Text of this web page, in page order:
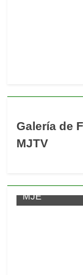
Galería de
MJTV